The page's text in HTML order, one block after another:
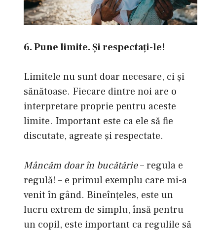
6. Pune limite. Şi respectaţi-le!
Limitele nu sunt doar necesare, ci şi
sănătoase. Fiecare dintre noi are o
interpretare proprie pentru aceste
limite. Important este ca ele să fie
discutate, agreate şi respectate.
Mâncăm doar în bucătărie– regula e
regulă! – e primul exemplu care mi-a
venit în gând. Bineînţeles, este un
lucru extrem de simplu, însă pentru
un copil, este important ca regulile să